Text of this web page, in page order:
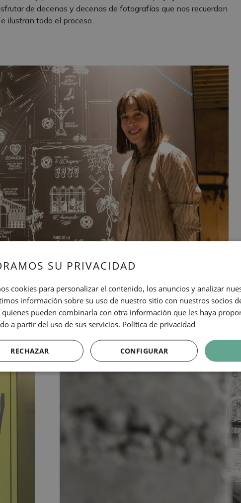
de decenas y decenas de fotografías que nos recuerdan
e ilustran todo el proceso.
SU PRIVACIDAD
cookies para personalizar el contenido, los anuncios y analizar
información sobre su uso de nuestro sitio con nuestros socios
quienes pueden combinarla con otra información que les haya
a partir del uso de sus servicios. Política de privacidad
RECHAZAR CONFIGURAR